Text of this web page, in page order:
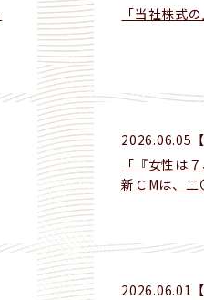
「当社株式
2026.06.05
「『女性は
新ＣМは、二
2026.06.01